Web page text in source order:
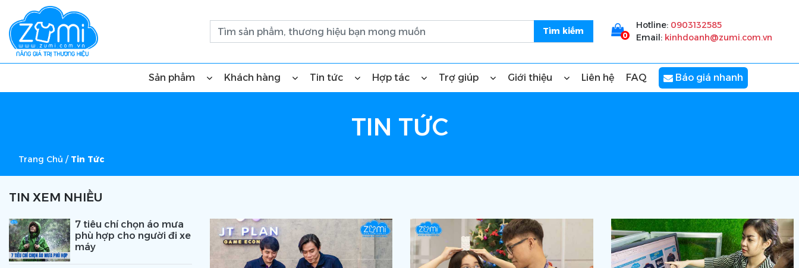
0
Hotline: 0903132585
Email: kinhdoanh@zumi.com.vn
Sản phẩm Khách hàng Tin tức Hợp tác Trợ giúp Giới thiệu Liên hệ FAQ Báo giá nhanh
TIN TỨC
Trang Chủ / Tin Tức
TIN XEM NHIỀU
7 tiêu chí chọn áo mưa
phù hợp cho người đi xe
máy